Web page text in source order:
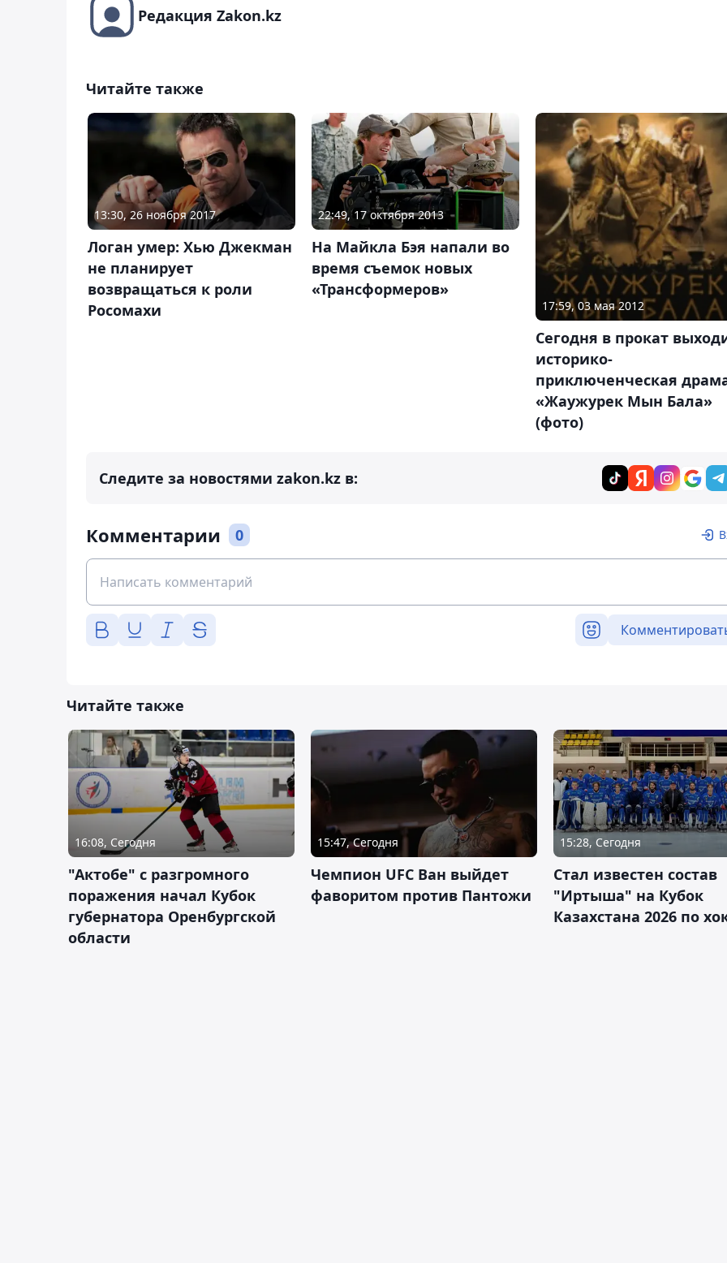
Редакция Zakon.kz
Читайте также
13:30, 26 ноября 2017
Логан умер: Хью Джекман
не планирует
возвращаться к роли
Росомахи
22:49, 17 октября 2013
На Майкла Бэя напали во
время съемок новых
«Трансформеров»
17:59, 03 мая 2012
Сегодня в прокат
историко-
приключенческая
«Жаужурек Мын Бала»
(фото)
Следите за новостями zakon.kz в:
Комментарии 0
Читайте также
16:08, Сегодня
"Актобе" с разгромного
поражения начал Кубок
губернатора Оренбургской
области
15:47, Сегодня
Чемпион UFC Ван выйдет
фаворитом против Пантожи
15:28, Сегодня
Стал известен состав
"Иртыша" на Кубок
Казахстана 2026 по